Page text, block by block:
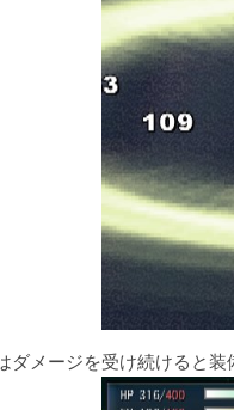
ダメージを受け続けると